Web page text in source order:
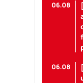
06.08
06.08